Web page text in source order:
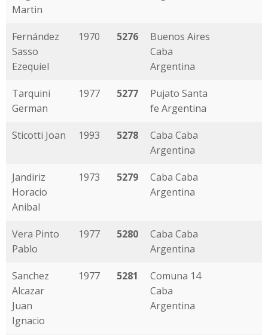
Martin
Fernández
Sasso
Ezequiel
1970 5276
Buenos Aires
Caba
Argentina
Tarquini
German
1977 5277
Pujato Santa
fe Argentina
Sticotti Joan 1993 5278
Caba Caba
Argentina
Jandiriz
Horacio
Anibal
1973 5279
Caba Caba
Argentina
Vera Pinto
Pablo
1977 5280
Caba Caba
Argentina
Sanchez
Alcazar
Juan
Ignacio
1977 5281
Comuna 14
Caba
Argentina